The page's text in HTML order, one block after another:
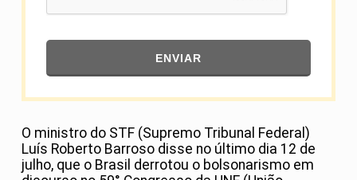
ENVIAR
O ministro do STF (Supremo Tribunal Federal)
Luís Roberto Barroso disse no último dia 12 de
julho, que o Brasil derrotou o bolsonarismo em